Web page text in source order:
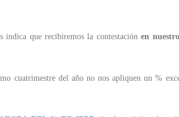
indica que recibiremos la contestaciónen
cuatrimestre del año no nos apliquen un %